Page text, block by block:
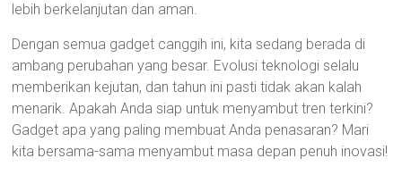
lebih berkelanjutan dan aman.
Dengan semua gadget canggih ini, kita sedang berada di
ambang perubahan yang besar. Evolusi teknologi selalu
memberikan kejutan, dan tahun ini pasti tidak akan kalah
menarik. Apakah Anda siap untuk menyambut tren terkini?
Gadget apa yang paling membuat Anda penasaran? Mari
kita bersama-sama menyambut masa depan penuh inovasi!